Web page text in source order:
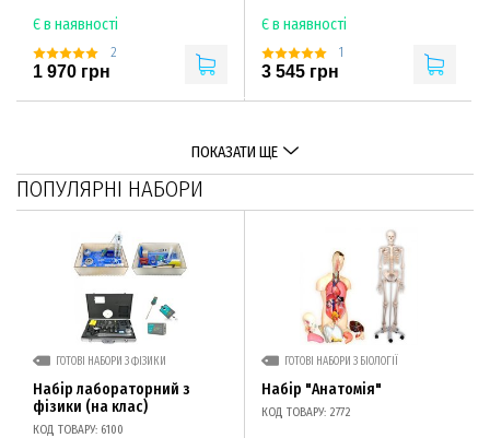
Є в наявності
2
1 970 грн
Є в наявності
1
3 545 грн
ПОКАЗАТИ ЩЕ
ПОПУЛЯРНІ НАБОРИ
ГОТОВІ НАБОРИ З ФІЗИКИ
Набір лабораторний з
фізики (на клас)
КОД ТОВАРУ: 6100
ГОТОВІ НАБОРИ З БІОЛОГІЇ
Набір "Анатомія"
КОД ТОВАРУ: 2772